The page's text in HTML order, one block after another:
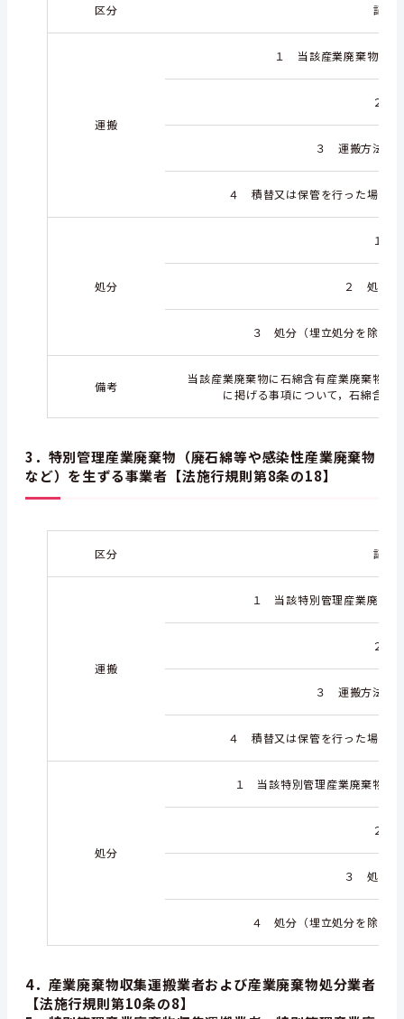
区分 記載
運搬
１ 当該産業廃棄物を生
２
３ 運搬方法及
４ 積替又は保管を行った場合
処分
１
２ 処分方
３ 処分（埋立処分を除く
備考
当該産業廃棄物に石綿含有産業廃棄物が
に掲げる事項について，石綿含有
3．特別管理産業廃棄物（廃石綿等や感染性産業廃棄物
など）を生ずる事業者【法施行規則第8条の18】
区分 記載
運搬
１ 当該特別管理産業廃棄
２
３ 運搬方法及
４ 積替又は保管を行った場合
処分
１ 当該特別管理産業廃棄物の
２
３ 処分方
４ 処分（埋立処分を除く。
4．産業廃棄物収集運搬業者および産業廃棄物処分業者
【法施行規則第10条の8】